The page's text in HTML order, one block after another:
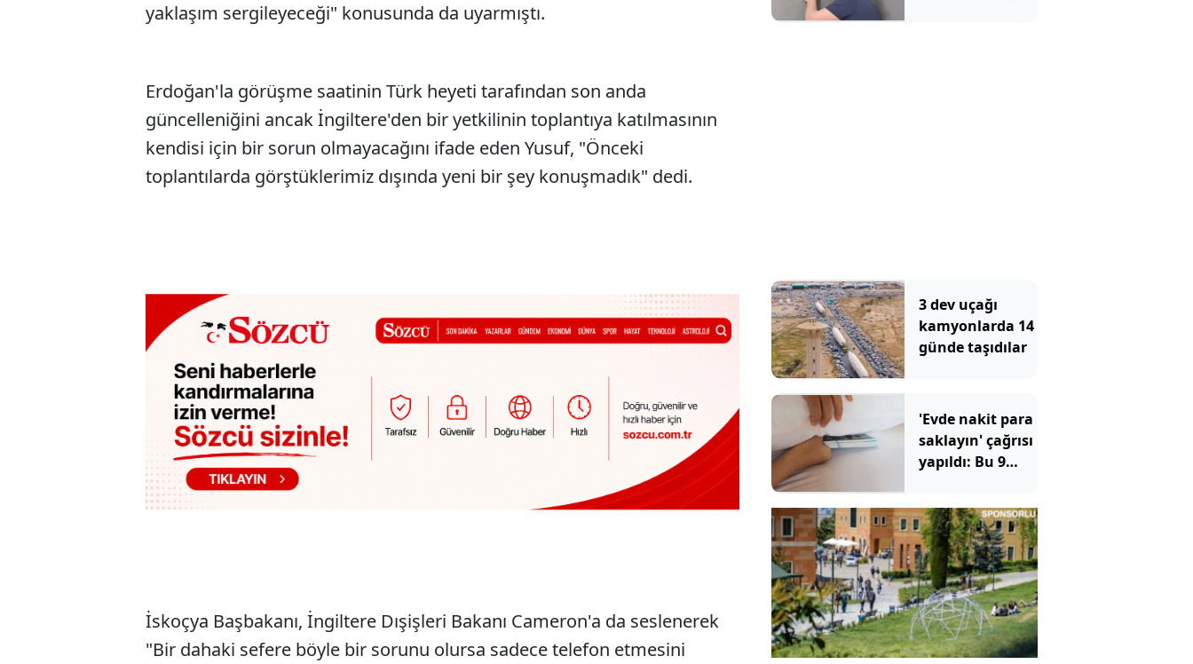
yaklaşım sergileyeceği" konusunda da uyarmıştı.
Erdoğan'la görüşme saatinin Türk heyeti tarafından son anda
güncelleniğini ancak İngiltere'den bir yetkilinin toplantıya katılmasının
kendisi için bir sorun olmayacağını ifade eden Yusuf, "Önceki
toplantılarda görştüklerimiz dışında yeni bir şey konuşmadık" dedi.
İskoçya Başbakanı, İngiltere Dışişleri Bakanı Cameron'a da seslenerek
"Bir dahaki sefere böyle bir sorunu olursa sadece telefon etmesini
3 dev uçağı
kamyonlarda 14
günde taşıdılar
'Evde nakit para
saklayın' çağrısı
yapıldı: Bu 9
koymayın